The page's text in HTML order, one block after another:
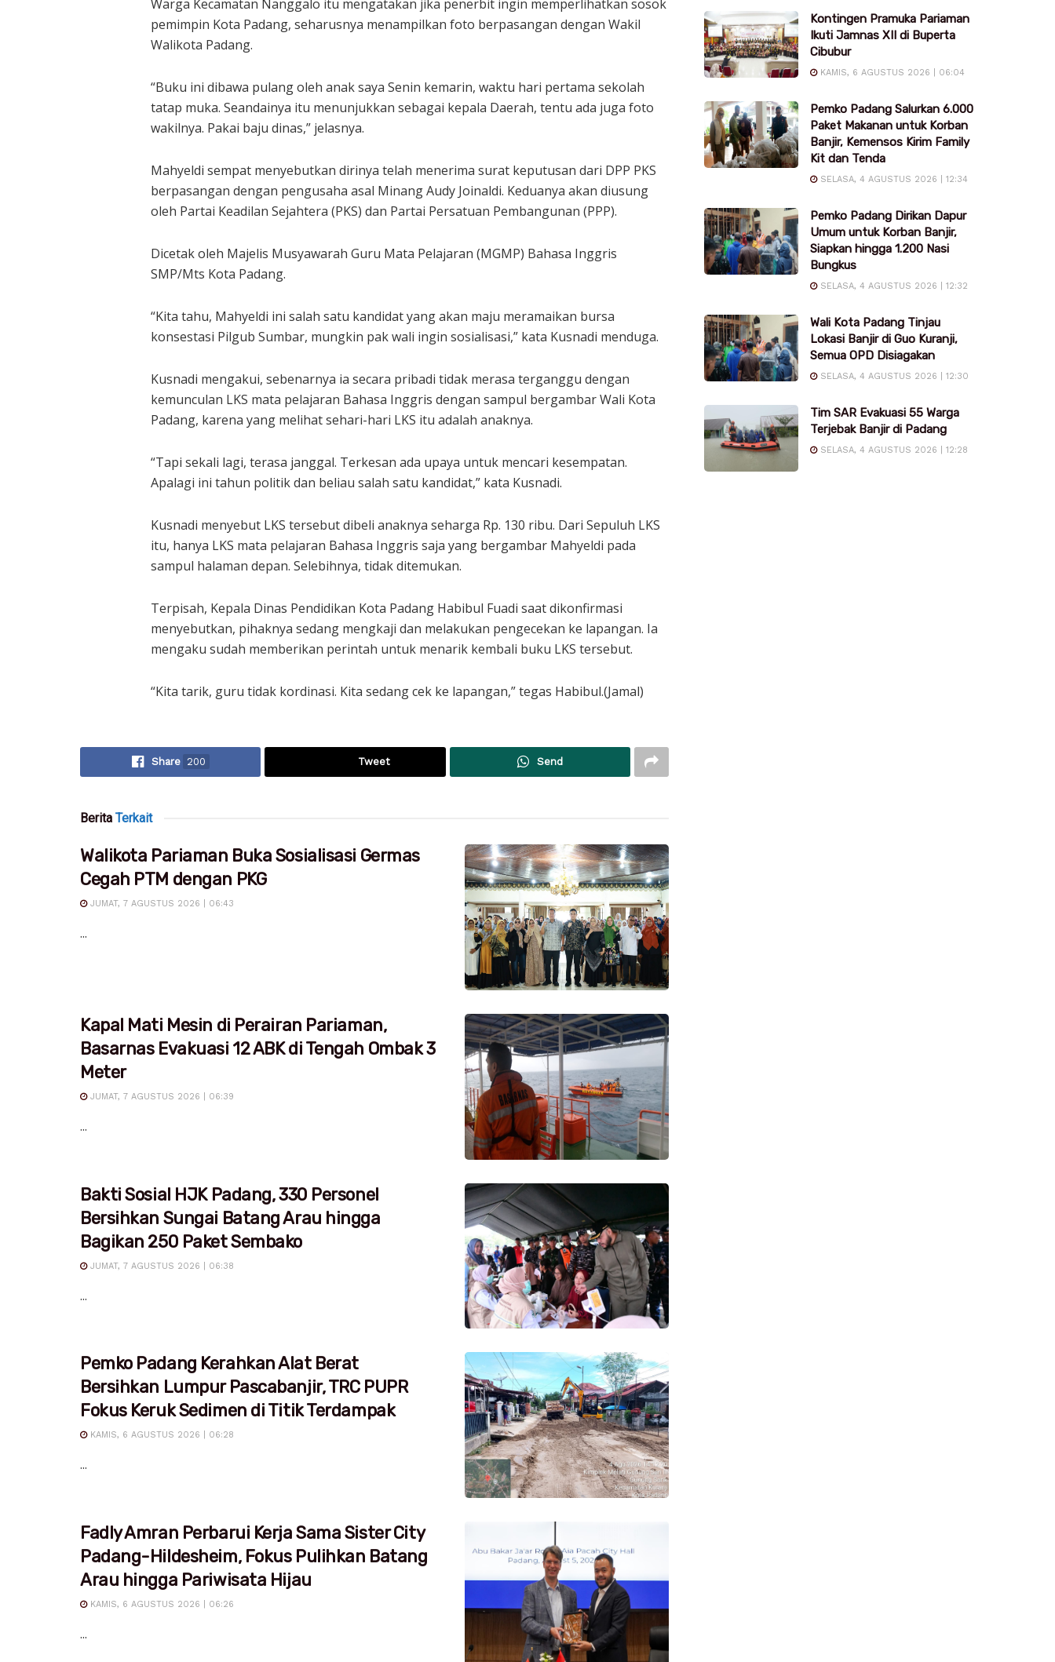
Warga Kecamatan Nanggalo itu mengatakan jika penerbit ingin memperlihatkan sosok
pemimpin Kota Padang, seharusnya menampilkan foto berpasangan dengan Wakil
Walikota Padang.
“Buku ini dibawa pulang oleh anak saya Senin kemarin, waktu hari pertama sekolah
tatap muka. Seandainya itu menunjukkan sebagai kepala Daerah, tentu ada juga foto
wakilnya. Pakai baju dinas,” jelasnya.
Mahyeldi sempat menyebutkan dirinya telah menerima surat keputusan dari DPP PKS
berpasangan dengan pengusaha asal Minang Audy Joinaldi. Keduanya akan diusung
oleh Partai Keadilan Sejahtera (PKS) dan Partai Persatuan Pembangunan (PPP).
Dicetak oleh Majelis Musyawarah Guru Mata Pelajaran (MGMP) Bahasa Inggris
SMP/Mts Kota Padang.
“Kita tahu, Mahyeldi ini salah satu kandidat yang akan maju meramaikan bursa
konsestasi Pilgub Sumbar, mungkin pak wali ingin sosialisasi,” kata Kusnadi menduga.
Kusnadi mengakui, sebenarnya ia secara pribadi tidak merasa terganggu dengan
kemunculan LKS mata pelajaran Bahasa Inggris dengan sampul bergambar Wali Kota
Padang, karena yang melihat sehari-hari LKS itu adalah anaknya.
“Tapi sekali lagi, terasa janggal. Terkesan ada upaya untuk mencari kesempatan.
Apalagi ini tahun politik dan beliau salah satu kandidat,” kata Kusnadi.
Kusnadi menyebut LKS tersebut dibeli anaknya seharga Rp. 130 ribu. Dari Sepuluh LKS
itu, hanya LKS mata pelajaran Bahasa Inggris saja yang bergambar Mahyeldi pada
sampul halaman depan. Selebihnya, tidak ditemukan.
Terpisah, Kepala Dinas Pendidikan Kota Padang Habibul Fuadi saat dikonfirmasi
menyebutkan, pihaknya sedang mengkaji dan melakukan pengecekan ke lapangan. Ia
mengaku sudah memberikan perintah untuk menarik kembali buku LKS tersebut.
“Kita tarik, guru tidak kordinasi. Kita sedang cek ke lapangan,” tegas Habibul.(Jamal)
Share 200 Tweet Send
Berita Terkait
Walikota Pariaman Buka Sosialisasi Germas
Cegah PTM dengan PKG
JUMAT, 7 AGUSTUS 2026 | 06:43
...
Kapal Mati Mesin di Perairan Pariaman,
Basarnas Evakuasi 12 ABK di Tengah Ombak 3
Meter
JUMAT, 7 AGUSTUS 2026 | 06:39
...
Bakti Sosial HJK Padang, 330 Personel
Bersihkan Sungai Batang Arau hingga
Bagikan 250 Paket Sembako
JUMAT, 7 AGUSTUS 2026 | 06:38
...
Pemko Padang Kerahkan Alat Berat
Bersihkan Lumpur Pascabanjir, TRC PUPR
Fokus Keruk Sedimen di Titik Terdampak
KAMIS, 6 AGUSTUS 2026 | 06:28
...
Fadly Amran Perbarui Kerja Sama Sister City
Padang-Hildesheim, Fokus Pulihkan Batang
Arau hingga Pariwisata Hijau
KAMIS, 6 AGUSTUS 2026 | 06:26
...
Kontingen Pramuka Pariaman
Ikuti Jamnas XII di Buperta
Cibubur
KAMIS, 6 AGUSTUS 2026 | 06:04
Pemko Padang Salurkan 6.000
Paket Makanan untuk Korban
Banjir, Kemensos Kirim Family
Kit dan Tenda
SELASA, 4 AGUSTUS 2026 | 12:34
Pemko Padang Dirikan Dapur
Umum untuk Korban Banjir,
Siapkan hingga 1.200 Nasi
Bungkus
SELASA, 4 AGUSTUS 2026 | 12:32
Wali Kota Padang Tinjau
Lokasi Banjir di Guo Kuranji,
Semua OPD Disiagakan
SELASA, 4 AGUSTUS 2026 | 12:30
Tim SAR Evakuasi 55 Warga
Terjebak Banjir di Padang
SELASA, 4 AGUSTUS 2026 | 12:28